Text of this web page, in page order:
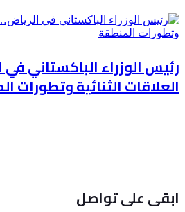
رئيس الوزراء الباكستاني
العلاقات الثنائية وتطورات
ابقى على تواصل